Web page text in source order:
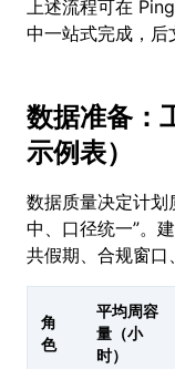
上述流程可在
中一站式完成，后
数据准备：
示例表）
数据质量决定计划
中、口径统一”。
共假期、合规窗口
角
色
平均周容
量（小
时）